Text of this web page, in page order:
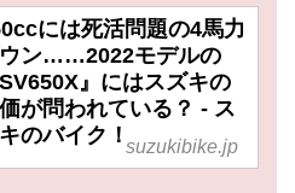
には死活問題の4馬力
ン……2022モデルの
SV650X』にはスズキの
が問われている？ - ス
のバイク！ suzukibike.jp